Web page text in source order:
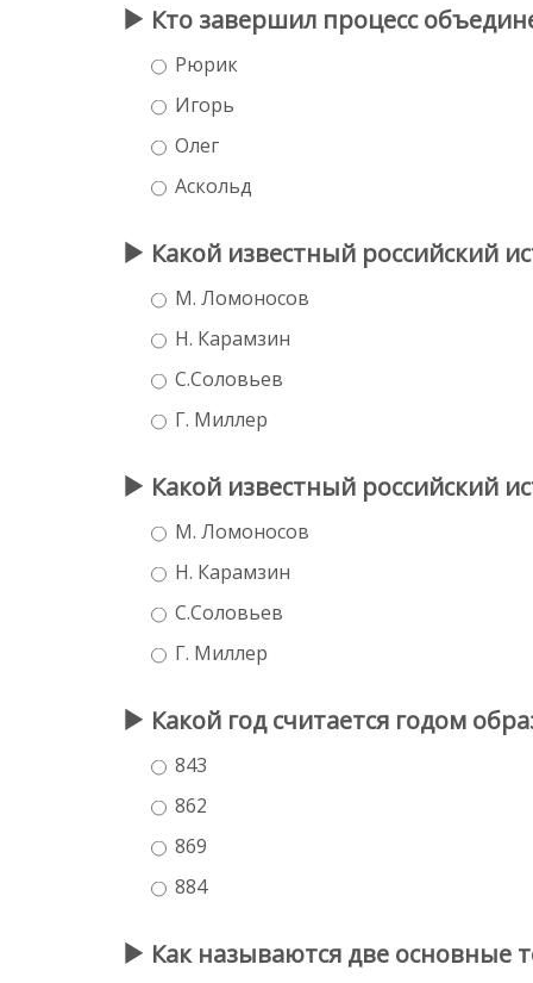
Кто завершил процесс
Рюрик
Игорь
Олег
Аскольд
Какой известный российский
М. Ломоносов
Н. Карамзин
С.Соловьев
Г. Миллер
Какой известный российский
М. Ломоносов
Н. Карамзин
С.Соловьев
Г. Миллер
Какой год считается годом
843
862
869
884
Как называются две основные